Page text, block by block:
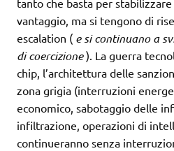
tanto che basta per
vantaggio, ma si tengono di
escalation ( e si continuano a
di coercizione). La guerra
chip, l’architettura delle
zona grigia (interruzioni
economico, sabotaggio delle
infiltrazione, operazioni di
continueranno senza